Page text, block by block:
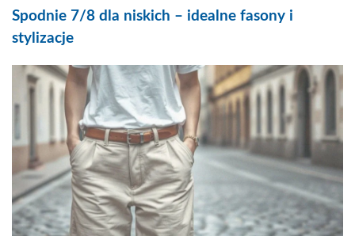
Spodnie 7/8 dla niskich – idealne fasony i
stylizacje